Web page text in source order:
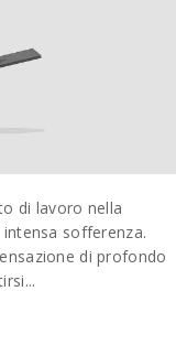
di lavoro nella
sofferenza.
di profondo